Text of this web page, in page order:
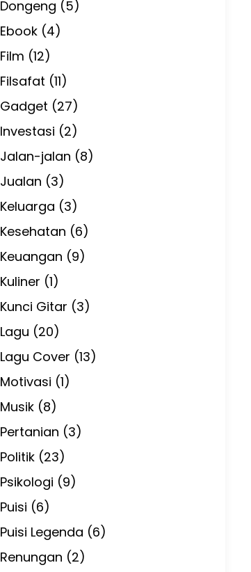
Dongeng (5)
Ebook (4)
Film (12)
Filsafat (11)
Gadget (27)
Investasi (2)
Jalan-jalan (8)
Jualan (3)
Keluarga (3)
Kesehatan (6)
Keuangan (9)
Kuliner (1)
Kunci Gitar (3)
Lagu (20)
Lagu Cover (13)
Motivasi (1)
Musik (8)
Pertanian (3)
Politik (23)
Psikologi (9)
Puisi (6)
Puisi Legenda (6)
Renungan (2)